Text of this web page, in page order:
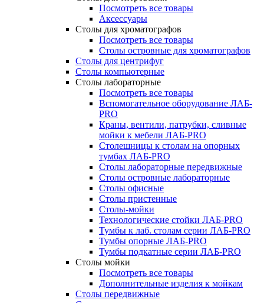
Посмотреть все товары
Аксессуары
Столы для хроматографов
Посмотреть все товары
Столы островные для хроматографов
Столы для центрифуг
Столы компьютерные
Столы лабораторные
Посмотреть все товары
Вспомогательное оборудование ЛАБ-
PRO
Краны, вентили, патрубки, сливные
мойки к мебели ЛАБ-PRO
Столешницы к столам на опорных
тумбах ЛАБ-PRO
Столы лабораторные передвижные
Столы островные лабораторные
Столы офисные
Столы пристенные
Столы-мойки
Технологические стойки ЛАБ-PRO
Тумбы к лаб. столам серии ЛАБ-PRO
Тумбы опорные ЛАБ-PRO
Тумбы подкатные серии ЛАБ-PRO
Столы мойки
Посмотреть все товары
Дополнительные изделия к мойкам
Столы передвижные